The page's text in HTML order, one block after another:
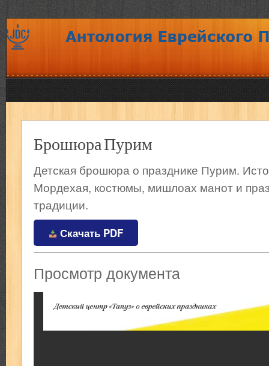
Брошюра Пурим
Детская брошюра о празднике Пурим.
Мордехая, костюмы, мишлоах манот и
традиции.
Скачать PDF
Просмотр документа